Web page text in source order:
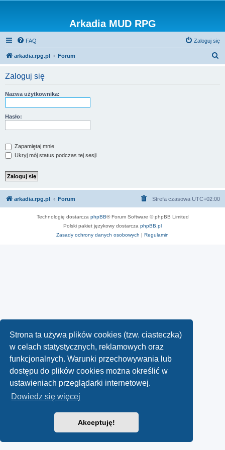
Strona ta używa plików cookies (tzw. ciasteczka)
w celach statystycznych, reklamowych oraz
funkcjonalnych. Warunki przechowywania lub
dostępu do plików cookies można określić w
ustawieniach przeglądarki internetowej.
Dowiedz się więcej
Akceptuję!
Arkadia MUD RPG
FAQ Zaloguj się
arkadia.rpg.pl Forum
Zaloguj się
Nazwa użytkownika:
Hasło:
Zapamiętaj mnie
Ukryj mój status podczas tej sesji
arkadia.rpg.pl Forum Strefa czasowa UTC+02:00
Technologię dostarcza phpBB® Forum Software © phpBB Limited
Polski pakiet językowy dostarcza phpBB.pl
Zasady ochrony danych osobowych | Regulamin